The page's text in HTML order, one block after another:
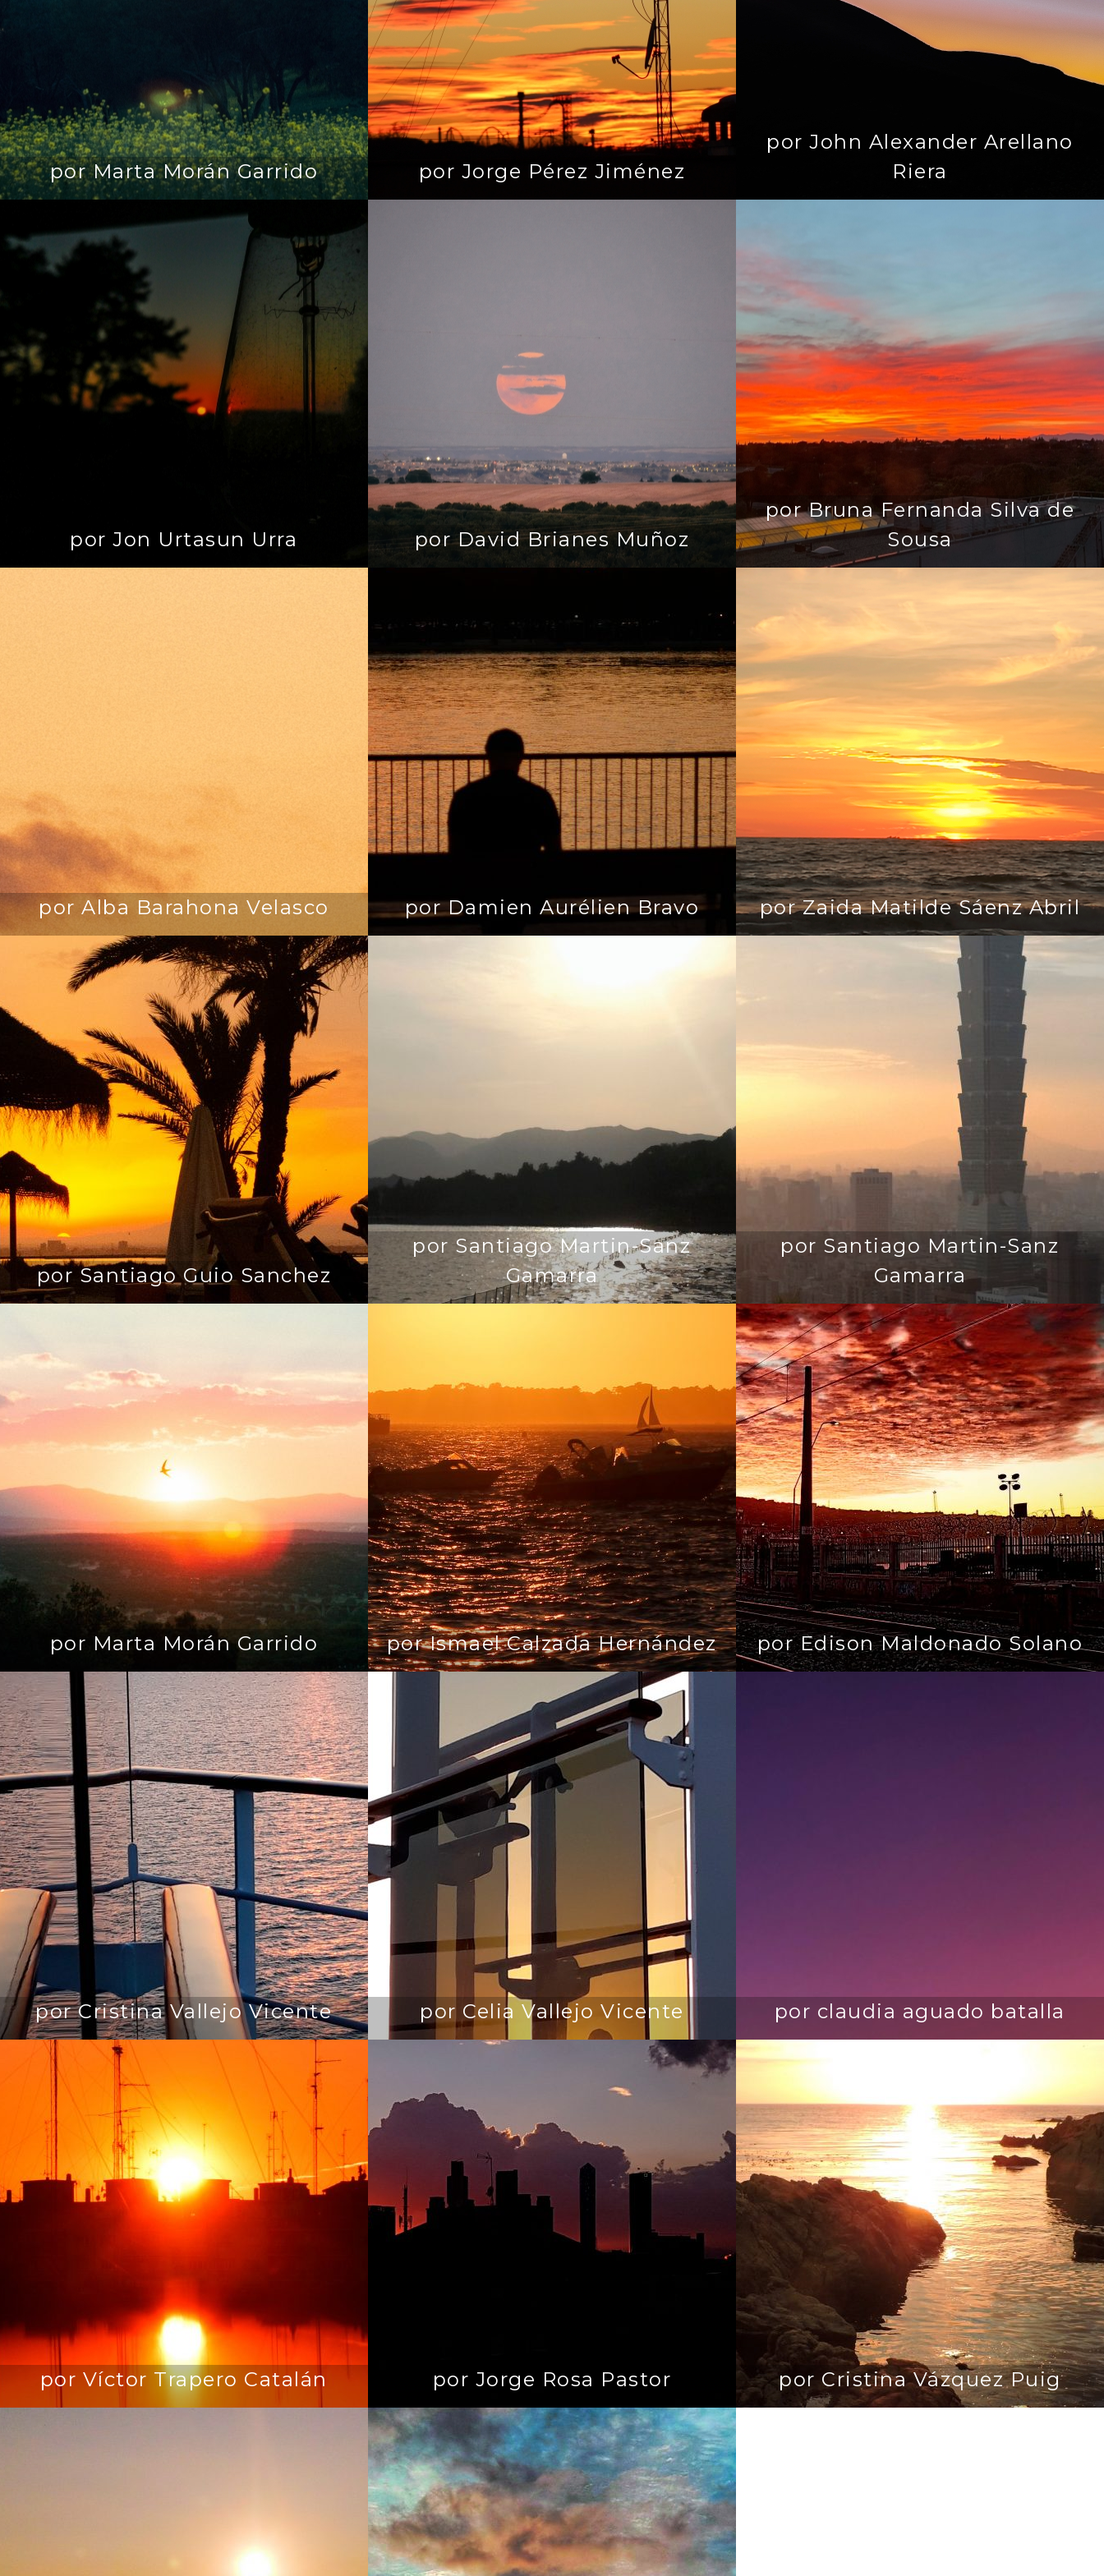
por Marta Morán Garrido por Jorge Pérez Jiménez
por John Alexander Arellano
Riera
por Jon Urtasun Urra por David Brianes Muñoz
por Bruna Fernanda Silva de
Sousa
por Alba Barahona Velasco por Damien Aurélien Bravo por Zaida Matilde Sáenz Abril
por Santiago Guio Sanchez
por Santiago Martin-Sanz
Gamarra
por Santiago Martin-Sanz
Gamarra
por Marta Morán Garrido por Ismael Calzada Hernández por Edison Maldonado Solano
por Cristina Vallejo Vicente por Celia Vallejo Vicente por claudia aguado batalla
por Víctor Trapero Catalán por Jorge Rosa Pastor por Cristina Vázquez Puig